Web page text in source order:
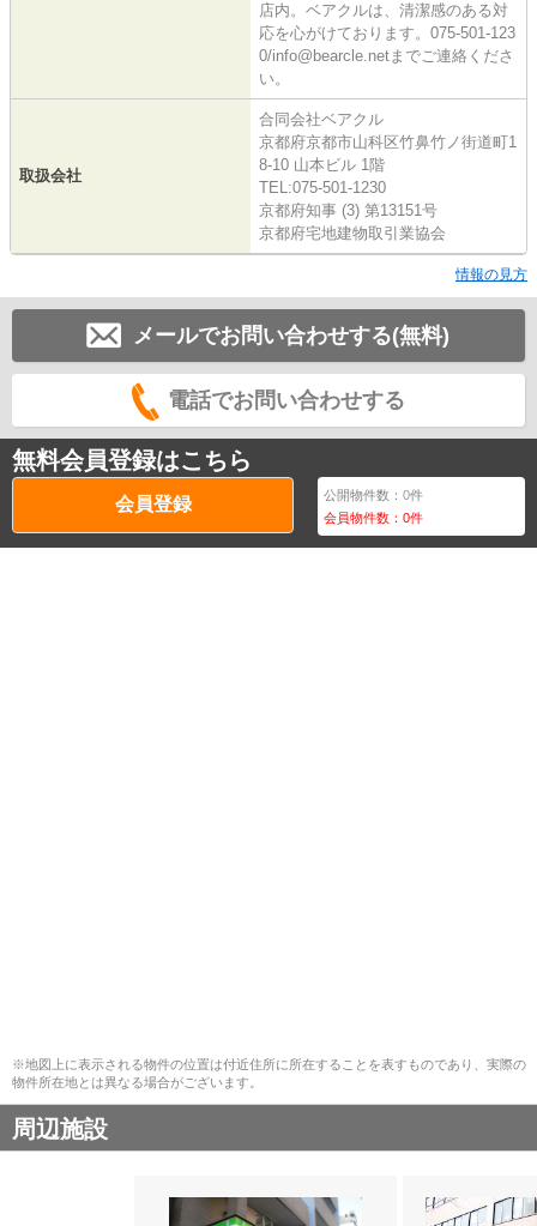
店内。ベアクルは、清潔感のある対
応を心がけております。075-501-123
0/info@bearcle.netまでご連絡くださ
い。
取扱会社
合同会社ベアクル
京都府京都市山科区竹鼻竹ノ街道町1
8-10 山本ビル 1階
TEL:075-501-1230
京都府知事 (3) 第13151号
京都府宅地建物取引業協会
情報の見方
メールでお問い合わせする(無料)
電話でお問い合わせする
無料会員登録はこちら
会員登録 公開物件数：0件
会員物件数：0件
※地図上に表示される物件の位置は付近住所に所在することを表すものであり、実際の
物件所在地とは異なる場合がございます。
周辺施設